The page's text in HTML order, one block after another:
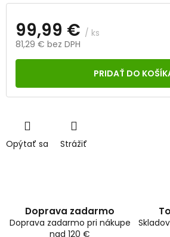
99,99 € / ks
81,29 € bez DPH
Jednotková
PRIDAŤ DO
Opýtať sa Strážiť
Doprava zadarmo
Doprava zadarmo pri nákupe
nad 120 €